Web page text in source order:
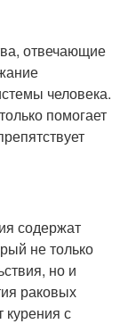
отвечающие
человека.
помогает
содержат
не только
но и
раковых
курения с